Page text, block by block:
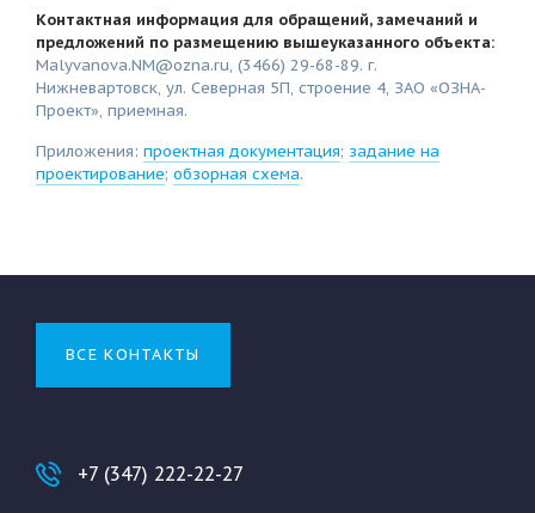
Контактная информация для обращений, замечаний и
предложений по размещению вышеуказанного объекта:
Malyvanova.NM@ozna.ru, (3466) 29-68-89. г.
Нижневартовск, ул. Северная 5П, строение 4, ЗАО «ОЗНА-
Проект», приемная.
Приложения: проектная документация; задание на
проектирование; обзорная схема.
ВСЕ КОНТАКТЫ
+7 (347) 222-22-27